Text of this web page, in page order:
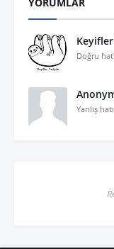
Doğru
Yanlış